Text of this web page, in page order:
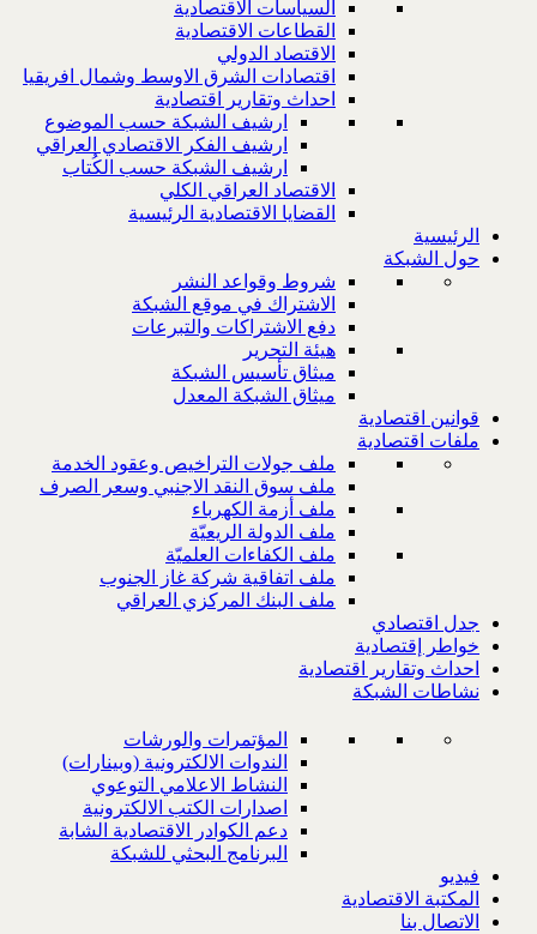
السياسات الاقتصادية
القطاعات الاقتصادية
الاقتصاد الدولي
اقتصادات الشرق الاوسط وشمال افريقيا
احداث وتقارير اقتصادية
ارشيف الشبكة حسب الموضوع
ارشيف الفكر الاقتصادي العراقي
ارشيف الشبكة حسب الكُتاب
الاقتصاد العراقي الكلي
القضايا الاقتصادية الرئيسية
الرئيسية
حول الشبكة
شروط وقواعد النشر
الاشتراك في موقع الشبكة
دفع الاشتراكات والتبرعات
هيئة التحرير
ميثاق تأسيس الشبكة
ميثاق الشبكة المعدل
قوانين اقتصادية
ملفات اقتصادية
ملف جولات التراخيص وعقود الخدمة
ملف سوق النقد الاجنبي وسعر الصرف
ملف أزمة الكهرباء
ملف الدولة الريعيّة
ملف الكفاءات العلميّة
ملف اتفاقية شركة غاز الجنوب
ملف البنك المركزي العراقي
جدل اقتصادي
خواطر إقتصادية
احداث وتقارير اقتصادية
نشاطات الشبكة
المؤتمرات والورشات
الندوات الالكترونية (وبينارات)
النشاط الاعلامي التوعوي
اصدارات الكتب الالكترونية
دعم الكوادر الاقتصادية الشابة
البرنامج البحثي للشبكة
فيديو
المكتبة الاقتصادية
الاتصال بنا